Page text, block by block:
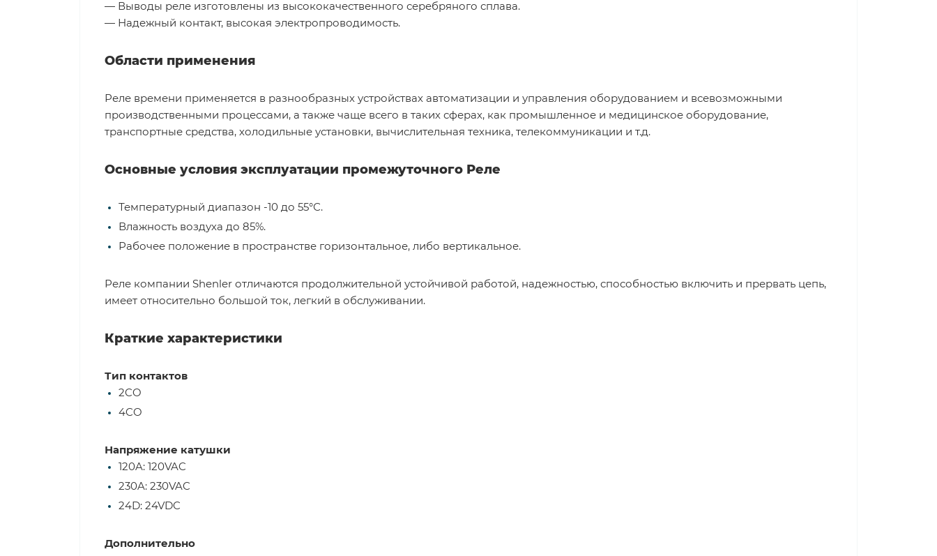
— Выводы реле изготовлены из высококачественного серебряного сплава.
— Надежный контакт, высокая электропроводимость.
Области применения
Реле времени применяется в разнообразных устройствах автоматизации и управления оборудованием и всевозможными
производственными процессами, а также чаще всего в таких сферах, как промышленное и медицинское оборудование,
транспортные средства, холодильные установки, вычислительная техника, телекоммуникации и т.д.
Основные условия эксплуатации промежуточного Реле
Температурный диапазон -10 до 55°С.
Влажность воздуха до 85%.
Рабочее положение в пространстве горизонтальное, либо вертикальное.
Реле компании Shenler отличаются продолжительной устойчивой работой, надежностью, способностью включить и прервать цепь,
имеет относительно большой ток, легкий в обслуживании.
Краткие характеристики
Тип контактов
2CO
4CO
Напряжение катушки
120A: 120VAC
230A: 230VAC
24D: 24VDC
Дополнительно